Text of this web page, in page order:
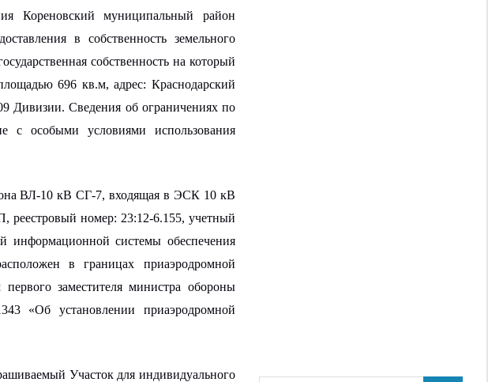
Кореновскиймуниципальный район
в собственностьземельного
собственность на который
696 кв.м, адрес: Краснодарский
Дивизии. Сведения об ограничениях по
с особыми условиями использования
ВЛ-10 кВ СГ-7, входящая в ЭСК 10 кВ
реестровый номер: 23:12-6.155, учетный
информационной системы обеспечения
в границах приаэродромной
заместителя министра обороны
«Об установлении приаэродромной
Участок для индивидуального